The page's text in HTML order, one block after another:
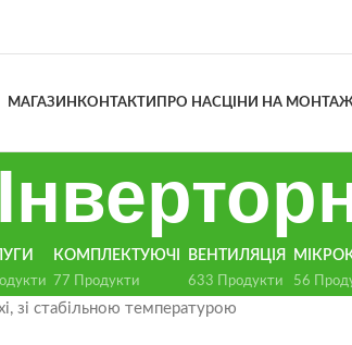
МАГАЗИН КОНТАКТИ ПРО НАСЦІНИ НА
КОМПЛЕКТУЮЧІ
77 Продукти
ВЕНТИЛЯЦІЯ
633 Продукти 56
зі стабільною температурою